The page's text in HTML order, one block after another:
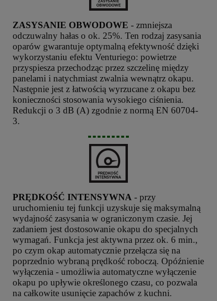
ZASYSANIE OBWODOWE - zmniejsza
odczuwalny hałas o ok. 25%. Ten rodzaj zasysania
oparów gwarantuje optymalną efektywność dzięki
wykorzystaniu efektu Venturiego: powietrze
przyspiesza przechodząc przez szczelinę między
panelami i natychmiast zwalnia wewnątrz okapu.
Następnie jest z łatwością wyrzucane z okapu bez
konieczności stosowania wysokiego ciśnienia.
Redukcji o 3 dB (A) zgodnie z normą EN 60704-
3.
PRĘDKOŚĆ INTENSYWNA - przy
uruchomieniu tej funkcji uzyskuje się maksymalną
wydajność zasysania w ograniczonym czasie. Jej
zadaniem jest dostosowanie okapu do specjalnych
wymagań. Funkcja jest aktywna przez ok. 6 min.,
po czym okap automatycznie przełącza się na
poprzednio wybraną prędkość roboczą. Opóźnienie
wyłączenia - umożliwia automatyczne wyłączenie
okapu po upływie określonego czasu, co pozwala
na całkowite usunięcie zapachów z kuchni.